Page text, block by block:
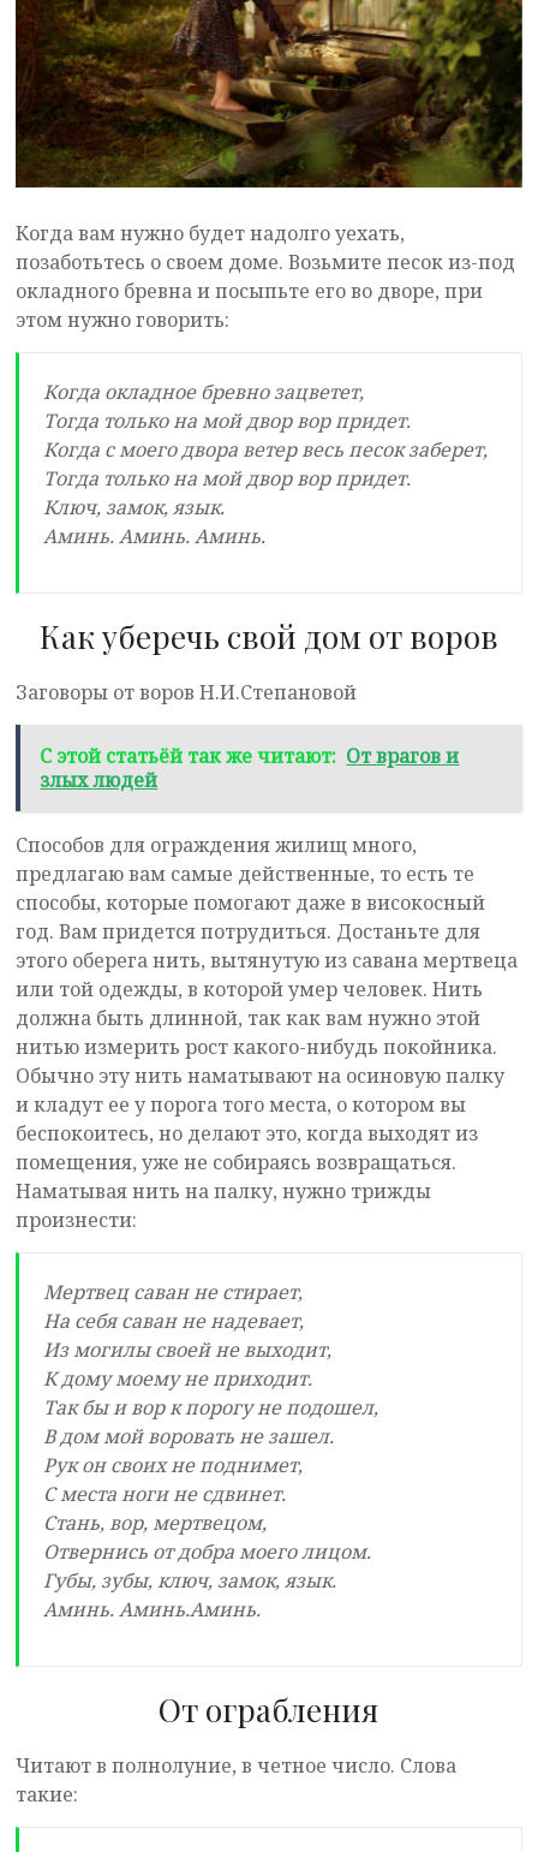
Когда вам нужно будет надолго уехать,
позаботьтесь о своем доме. Возьмите песок из-под
окладного бревна и посыпьте его во дворе, при
этом нужно говорить:
Когда окладное бревно зацветет,
Тогда только на мой двор вор придет.
Когда с моего двора ветер весь песок заберет,
Тогда только на мой двор вор придет.
Ключ, замок, язык.
Аминь. Аминь. Аминь.
Как уберечь свой дом от воров
Заговоры от воров Н.И.Степановой
С этой статьёй так же читают: От врагов и
злых людей
Способов для ограждения жилищ много,
предлагаю вам самые действенные, то есть те
способы, которые помогают даже в високосный
год. Вам придется потрудиться. Достаньте для
этого оберега нить, вытянутую из савана мертвеца
или той одежды, в которой умер человек. Нить
должна быть длинной, так как вам нужно этой
нитью измерить рост какого-нибудь покойника.
Обычно эту нить наматывают на осиновую палку
и кладут ее у порога того места, о котором вы
беспокоитесь, но делают это, когда выходят из
помещения, уже не собираясь возвращаться.
Наматывая нить на палку, нужно трижды
произнести:
Мертвец саван не стирает,
На себя саван не надевает,
Из могилы своей не выходит,
К дому моему не приходит.
Так бы и вор к порогу не подошел,
В дом мой воровать не зашел.
Рук он своих не поднимет,
С места ноги не сдвинет.
Стань, вор, мертвецом,
Отвернись от добра моего лицом.
Губы, зубы, ключ, замок, язык.
Аминь. Аминь.Аминь.
От ограбления
Читают в полнолуние, в четное число. Слова
такие: